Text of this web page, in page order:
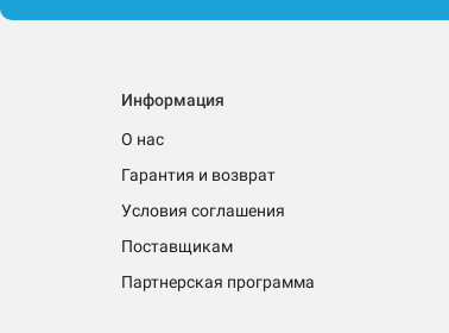
Информация
О нас
Гарантия и возврат
Условия соглашения
Поставщикам
Партнерская программа